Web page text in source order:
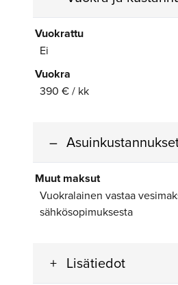
Vuokrattu
Ei
Vuokra
390 € / kk
Muut maksut
Vuokralainen vastaa
sähkösopimuksesta
Lisätiedot